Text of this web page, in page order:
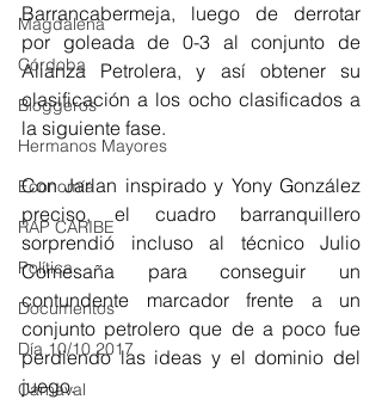
Magdalena
Córdoba
Bloggeros
Hermanos Mayores
Economía
RAP CARIBE
Política
Documentos
Día 10/10 2017
Carnaval
Barrancabermeja, luego de derrotar
por goleada de 0-3 al conjunto de
Alianza Petrolera, y así obtener su
clasificación a los ocho clasificados a
la siguiente fase.
Con Jarlan inspirado y Yony González
preciso, el cuadro barranquillero
sorprendió incluso al técnico Julio
Comesaña para conseguir un
contundente marcador frente a un
conjunto petrolero que de a poco fue
perdiendo las ideas y el dominio del
juego.